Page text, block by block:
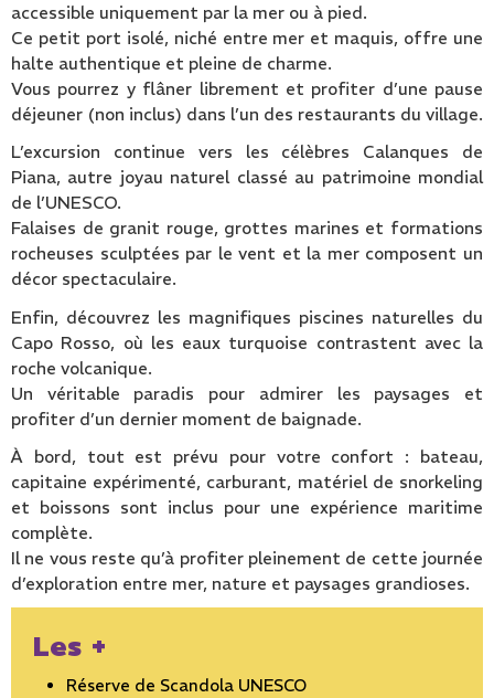
accessible uniquement par la mer ou à pied.
Ce petit port isolé, niché entre mer et maquis, offre une
halte authentique et pleine de charme.
Vous pourrez y flâner librement et profiter d’une pause
déjeuner (non inclus) dans l’un des restaurants du village.
L’excursion continue vers les célèbres Calanques de
Piana, autre joyau naturel classé au patrimoine mondial
de l’UNESCO.
Falaises de granit rouge, grottes marines et formations
rocheuses sculptées par le vent et la mer composent un
décor spectaculaire.
Enfin, découvrez les magnifiques piscines naturelles du
Capo Rosso, où les eaux turquoise contrastent avec la
roche volcanique.
Un véritable paradis pour admirer les paysages et
profiter d’un dernier moment de baignade.
À bord, tout est prévu pour votre confort : bateau,
capitaine expérimenté, carburant, matériel de snorkeling
et boissons sont inclus pour une expérience maritime
complète.
Il ne vous reste qu’à profiter pleinement de cette journée
d’exploration entre mer, nature et paysages grandioses.
Les +
Réserve de Scandola UNESCO